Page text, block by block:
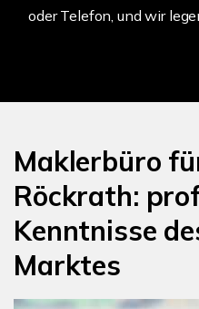
oder Telefon, und wir
Maklerbüro
Röckrath:
Kenntnisse
Marktes